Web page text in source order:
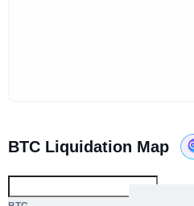
BTC Liquidation Map